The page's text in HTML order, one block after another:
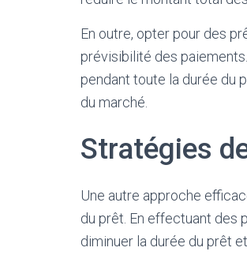
En outre, opter pour des
prévisibilité des
pendant toute la durée du
du marché.
Stratégies
Une autre approche
du prêt. En effectuant des
diminuer la durée du prêt